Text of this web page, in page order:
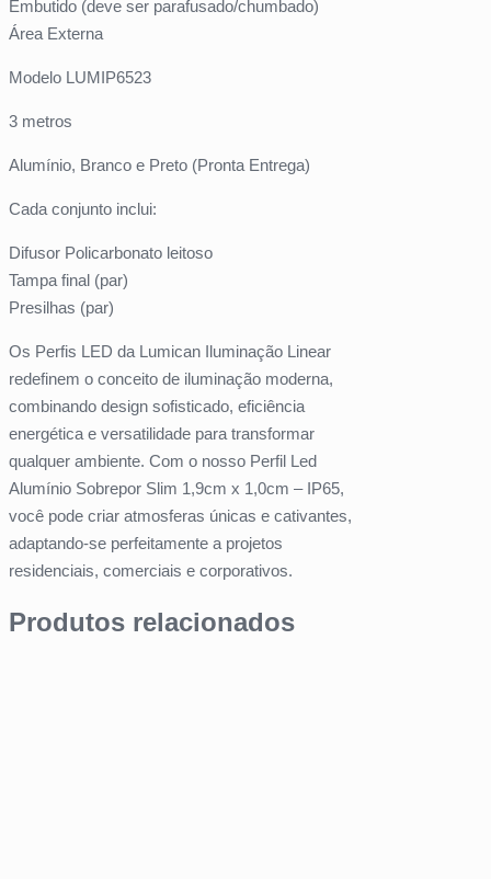
Embutido (deve ser parafusado/chumbado)
Área Externa
Modelo LUMIP6523
3 metros
Alumínio, Branco e Preto (Pronta Entrega)
Cada conjunto inclui:
Difusor Policarbonato leitoso
Tampa final (par)
Presilhas (par)
Os Perfis LED da Lumican Iluminação Linear
redefinem o conceito de iluminação moderna,
combinando design sofisticado, eficiência
energética e versatilidade para transformar
qualquer ambiente. Com o nosso Perfil Led
Alumínio Sobrepor Slim 1,9cm x 1,0cm – IP65,
você pode criar atmosferas únicas e cativantes,
adaptando-se perfeitamente a projetos
residenciais, comerciais e corporativos.
Produtos relacionados